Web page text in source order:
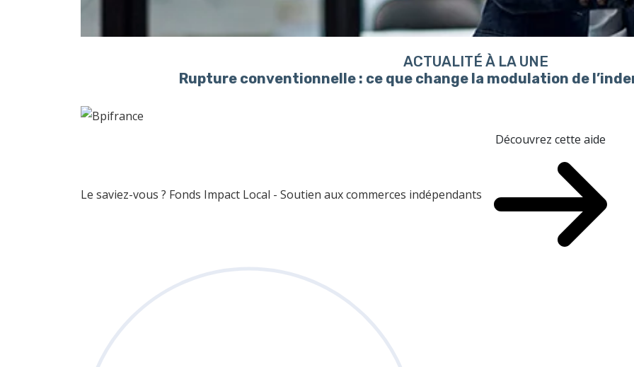
ACTUALITÉ À LA UNE
Rupture conventionnelle : ce que change la modulation de
Le saviez-vous ? Fonds Impact Local - Soutien aux commerces indépendants
Découvrez cette aide